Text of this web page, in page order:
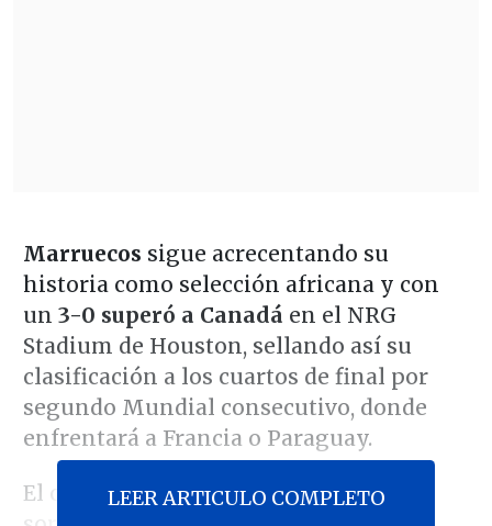
Marruecos sigue acrecentando su
historia como selección africana y con
un 3-0 superó a Canadá en el NRG
Stadium de Houston, sellando así su
clasificación a los cuartos de final por
segundo Mundial consecutivo, donde
enfrentará a Francia o Paraguay.
El compromiso inició con un dominio
LEER ARTICULO COMPLETO